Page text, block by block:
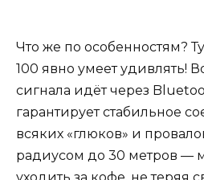
Что же по особенностям?
100 явно умеет удивлять!
сигнала идёт через
гарантирует стабильное
всяких «глюков» и
радиусом до 30 метров —
уходить за кофе, не теряя